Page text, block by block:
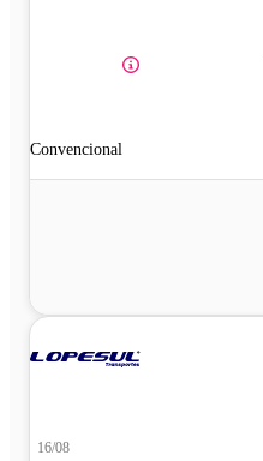
Convencional
16/08